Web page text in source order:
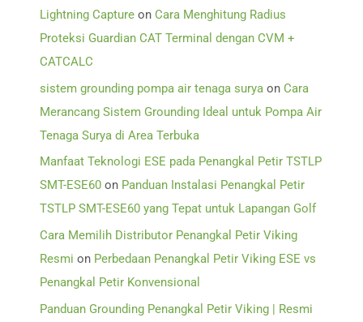
Lightning Capture on Cara Menghitung Radius
Proteksi Guardian CAT Terminal dengan CVM +
CATCALC
sistem grounding pompa air tenaga surya on Cara
Merancang Sistem Grounding Ideal untuk Pompa Air
Tenaga Surya di Area Terbuka
Manfaat Teknologi ESE pada Penangkal Petir TSTLP
SMT-ESE60 on Panduan Instalasi Penangkal Petir
TSTLP SMT-ESE60 yang Tepat untuk Lapangan Golf
Cara Memilih Distributor Penangkal Petir Viking
Resmi on Perbedaan Penangkal Petir Viking ESE vs
Penangkal Petir Konvensional
Panduan Grounding Penangkal Petir Viking | Resmi